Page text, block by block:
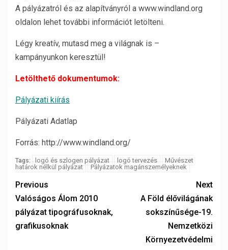
A pályázatról és az alapítványról a www.windland.org
oldalon lehet további információt letölteni.
Légy kreatív, mutasd meg a világnak is –
kampányunkon keresztül!
Letölthető dokumentumok:
Pályázati kiírás
Pályázati Adatlap
Forrás: http://www.windland.org/
Tags: logó és szlogen pályázat logó tervezés
Művészet
határok nélkül pályázat
Pályázatok magánszemélyeknek
Previous
Valóságos Álom 2010
pályázat tipográfusoknak,
grafikusoknak
Next
A Föld élővilágának
sokszínűsége-19.
Nemzetközi
Környezetvédelmi